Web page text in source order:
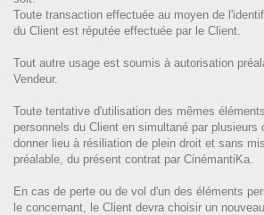
Toute transaction effectuée au moyen de
du Client est réputée effectuée par le Client.
Tout autre usage est soumis à autorisation
Vendeur.
Toute tentative d'utilisation des mêmes
personnels du Client en simultané par plusieurs
donner lieu à résiliation de plein droit et sans
préalable, du présent contrat par CinémantiKa.
En cas de perte ou de vol d'un des éléments
le concernant, le Client devra choisir un